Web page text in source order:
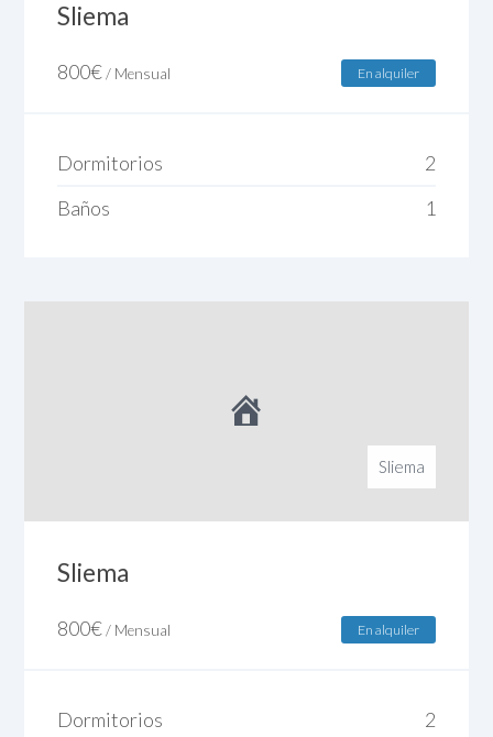
Sliema
800€ / Mensual En alquiler
Dormitorios
2
Baños
1
Sliema
Sliema
800€ / Mensual En alquiler
Dormitorios
2